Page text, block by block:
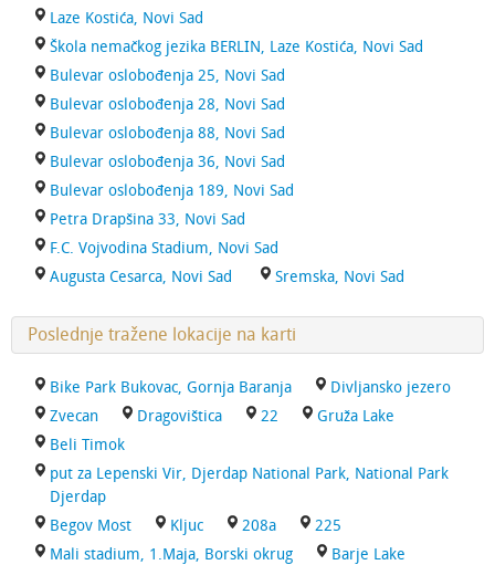
Laze Kostića, Novi Sad
Škola nemačkog jezika BERLIN, Laze Kostića, Novi Sad
Bulevar oslobođenja 25, Novi Sad
Bulevar oslobođenja 28, Novi Sad
Bulevar oslobođenja 88, Novi Sad
Bulevar oslobođenja 36, Novi Sad
Bulevar oslobođenja 189, Novi Sad
Petra Drapšina 33, Novi Sad
F.C. Vojvodina Stadium, Novi Sad
Augusta Cesarca, Novi Sad
Sremska, Novi Sad
Poslednje tražene lokacije na karti
Bike Park Bukovac, Gornja Baranja
Divljansko jezero
Zvecan
Dragovištica 22
Gruža Lake
Beli Timok
put za Lepenski Vir, Djerdap National Park, National Park
Djerdap
Begov Most
Kljuc 208a
225
Mali stadium, 1.Maja, Borski okrug
Barje Lake